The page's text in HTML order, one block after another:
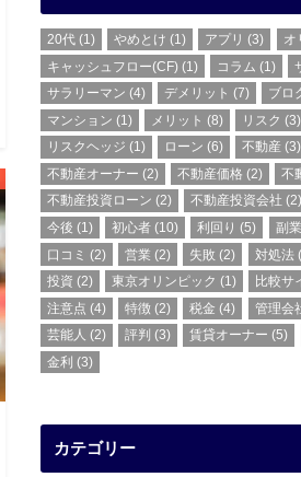
20代 (1) やめとけ (1) アプリ (3) オ
キャッシュフロー(CF) (1) コラム (1)
サラリーマン (4) デメリット (7) ブロ
マンション (1) メリット (8) リスク (3)
リスクヘッジ (1) ローン (6) 不動産 (3)
不動産オーナー (2) 不動産価格 (2) 不
不動産投資ローン (2) 不動産投資会社 (2)
今後 (1) 初心者 (10) 利回り (5) 副業
口コミ (2) 営業 (2) 失敗 (2) 対処法
投資 (2) 東京オリンピック (1) 比較サ
注意点 (4) 特徴 (2) 税金 (4) 管理会
芸能人 (2) 評判 (3) 賃貸オーナー (5)
金利 (3)
カテゴリー